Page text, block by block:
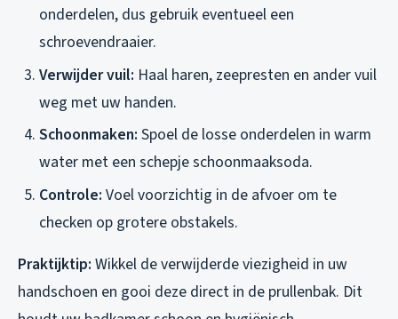
onderdelen, dus gebruik eventueel een
schroevendraaier.
Verwijder vuil: Haal haren, zeepresten en ander vuil
weg met uw handen.
Schoonmaken: Spoel de losse onderdelen in warm
water met een schepje schoonmaaksoda.
Controle: Voel voorzichtig in de afvoer om te
checken op grotere obstakels.
Praktijktip: Wikkel de verwijderde viezigheid in uw
handschoen en gooi deze direct in de prullenbak. Dit